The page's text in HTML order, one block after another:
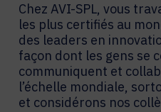
Chez AVI-SPL, vous
les plus certifiés au
des leaders en
façon dont les gens se
communiquent et
l’échelle mondiale,
et considérons nos